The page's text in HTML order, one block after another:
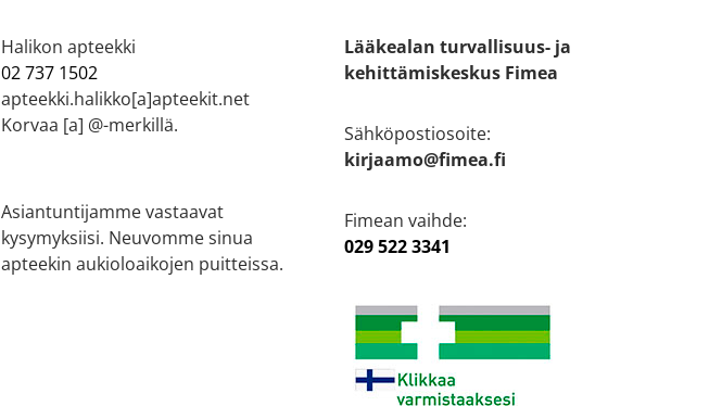
Halikon apteekki
02 737 1502
apteekki.halikko[a]apteekit.net
Korvaa [a] @-merkillä.
Asiantuntijamme vastaavat
kysymyksiisi. Neuvomme sinua
apteekin aukioloaikojen puitteissa.
Lääkealan turvallisuus- ja
kehittämiskeskus Fimea
Sähköpostiosoite:
kirjaamo@fimea.fi
Fimean vaihde:
029 522 3341